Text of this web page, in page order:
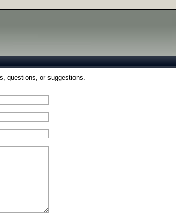
questions, or suggestions.